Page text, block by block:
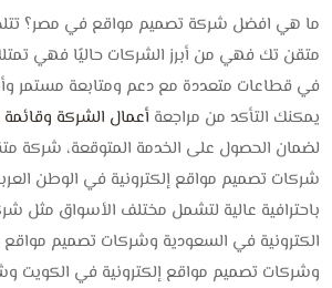
ما هي افضل شركة تصميم مواقع في مصر؟
متقن تك فهي من أبرز الشركات حاليًا فهي
في قطاعات متعددة مع دعم ومتابعة مستمر
يمكنك التأكد من مراجعة أعمال الشركة وقائمة
لضمان الحصول على الخدمة المتوقعة، شركة
شركات تصميم مواقع إلكترونية في الوطن
باحترافية عالية لتشمل مختلف الأسواق مثل
الكترونية في السعودية وشركات تصميم مواقع
وشركات تصميم مواقع إلكترونية في الكويت